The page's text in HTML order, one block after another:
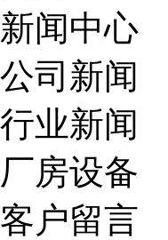
新闻中心
公司新闻
行业新闻
厂房设备
客户留言